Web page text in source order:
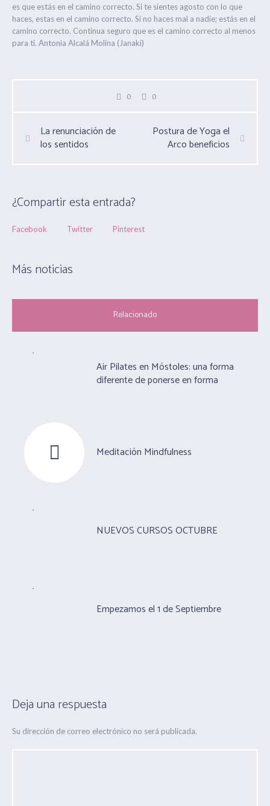
es que estás en el camino correcto. Si te sientes agosto con lo que
haces, estas en el camino correcto. Si no haces mal a nadie; estás en el
camino correcto. Continua seguro que es el camino correcto al menos
para ti. Antonia Alcalá Molina (Janaki)
0 0
La renunciación de
los sentidos
Postura de Yoga el
Arco beneficios
¿Compartir esta entrada?
Facebook Twitter Pinterest
Más noticias
Relacionado
Air Pilates en Móstoles: una forma
diferente de ponerse en forma
Meditación Mindfulness
NUEVOS CURSOS OCTUBRE
Empezamos el 1 de Septiembre
Deja una respuesta
Su dirección de correo electrónico no será publicada.